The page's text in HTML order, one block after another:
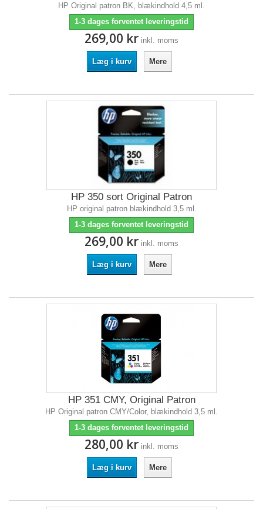
HP Original patron BK, blækindhold 4,5 ml.
1-3 dages forventet leveringstid
269,00 kr inkl. moms
Læg i kurv Mere
HP 350 sort Original Patron
HP original patron blækindhold 3,5 ml.
1-3 dages forventet leveringstid
269,00 kr inkl. moms
Læg i kurv Mere
HP 351 CMY, Original Patron
HP Original patron CMY/Color, blækindhold 3,5 ml.
1-3 dages forventet leveringstid
280,00 kr inkl. moms
Læg i kurv Mere